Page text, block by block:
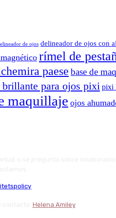
de ojos delineador de ojos con
rímel de
paese base de
brillante para ojos pixi pixi
maquillaje ojos
Helena Amiley